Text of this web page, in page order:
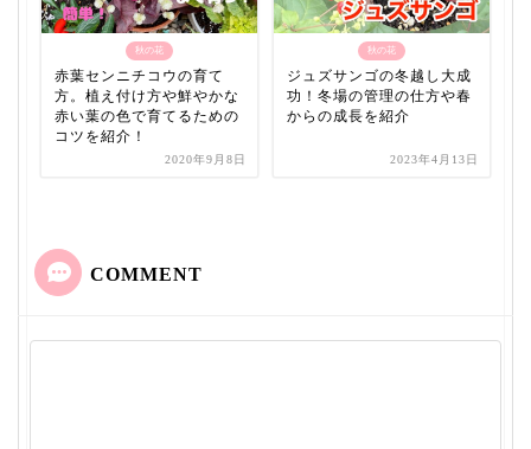
秋の花
赤葉センニチコウの育て
方。植え付け方や鮮やかな
赤い葉の色で育てるための
コツを紹介！
2020年9月8日
秋の花
ジュズサンゴの冬越し大成
功！冬場の管理の仕方や春
からの成長を紹介
2023年4月13日
COMMENT